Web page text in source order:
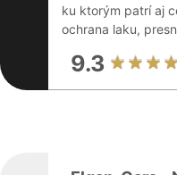
ku ktorým patrí aj
ochrana laku,
9.3